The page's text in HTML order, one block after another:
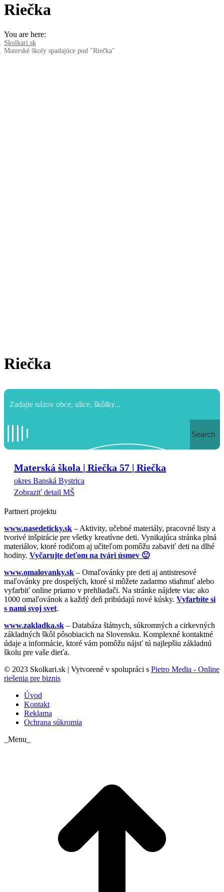
Riečka
You are here:
Skolkari.sk
Materské školy spadajúce pod "Riečka"
Riečka
Search
Materská škola | Riečka 57 | Riečka
okres Banská Bystrica
Zobraziť detail MŠ
Partneri projektu
www.nasedeticky.sk – Aktivity, učebné materiály, pracovné listy a
tvorivé inšpirácie pre všetky kreatívne deti. Vynikajúca stránka plná
materiálov, ktoré rodičom aj učiteľom pomôžu zabaviť deti na dlhé
hodiny. Vyčarujte deťom na tvári úsmev 🙂
www.omalovanky.sk – Omaľovánky pre deti aj antistresové
maľovánky pre dospelých, ktoré si môžete zadarmo stiahnuť alebo
vyfarbiť online priamo v prehliadači. Na stránke nájdete viac ako
1000 omaľovánok a každý deň pribúdajú nové kúsky. Vyfarbite si
s nami svoj svet.
www.zakladka.sk – Databáza štátnych, súkromných a cirkevných
základných škôl pôsobiacich na Slovensku. Komplexné kontaktné
údaje a informácie, ktoré vám pomôžu nájsť tú najlepšiu základnú
školu pre vaše dieťa.
© 2023 Skolkari.sk | Vytvorené v spolupráci s Pietro Media - Online
riešenia pre biznis
Úvod
Kontakt
Reklama
Ochrana súkromia
_Menu_